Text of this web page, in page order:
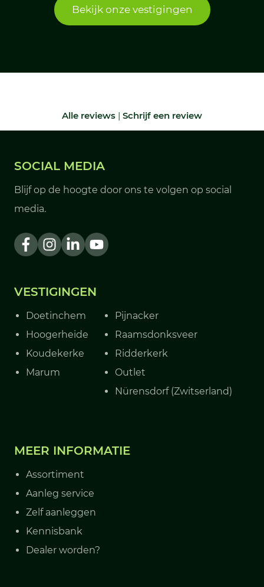
Bekijk onze vestigingen
Alle reviews | Schrijf een review
SOCIAL MEDIA
Blijf op de hoogte door ons te volgen op social
media.
VESTIGINGEN
Doetinchem
Hoogerheide
Koudekerke
Marum
Pijnacker
Raamsdonksveer
Ridderkerk
Outlet
Nürensdorf (Zwitserland)
MEER INFORMATIE
Assortiment
Aanleg service
Zelf aanleggen
Kennisbank
Dealer worden?